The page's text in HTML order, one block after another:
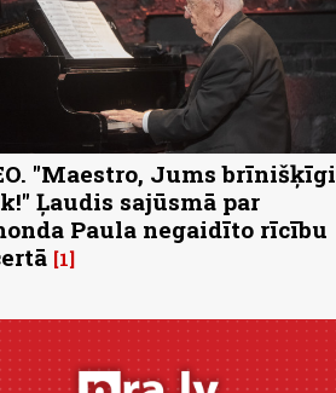
"Maestro, Jums brīnišķīgi
Ļaudis sajūsmā par
Paula negaidīto rīcību
1